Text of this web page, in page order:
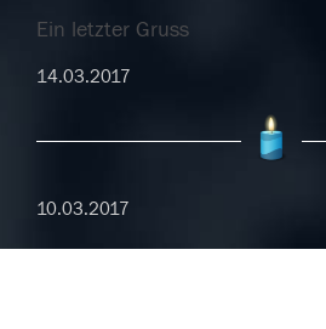
Ein letzter Gruss
14.03.2017
10.03.2017